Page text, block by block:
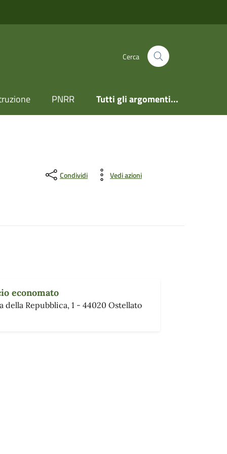
Cerca
PNRR Tutti gli argomenti...
Condividi Vedi azioni
economato
della Repubblica, 1 - 44020 Ostellato